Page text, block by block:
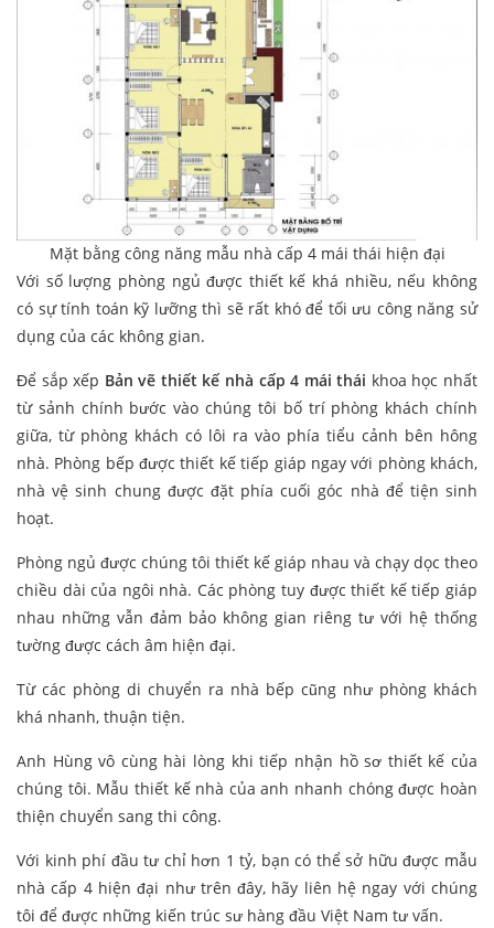
Mặt bằng công năng mẫu nhà cấp 4 mái thái hiện đại
Với số lượng phòng ngủ được thiết kế khá nhiều, nếu không
có sự tính toán kỹ lưỡng thì sẽ rất khó để tối ưu công năng sử
dụng của các không gian.
Để sắp xếp Bản vẽ thiết kế nhà cấp 4 mái thái khoa học nhất
từ sảnh chính bước vào chúng tôi bố trí phòng khách chính
giữa, từ phòng khách có lôi ra vào phía tiểu cảnh bên hông
nhà. Phòng bếp được thiết kế tiếp giáp ngay với phòng khách,
nhà vệ sinh chung được đặt phía cuối góc nhà để tiện sinh
hoạt.
Phòng ngủ được chúng tôi thiết kế giáp nhau và chạy dọc theo
chiều dài của ngôi nhà. Các phòng tuy được thiết kế tiếp giáp
nhau những vẫn đảm bảo không gian riêng tư với hệ thống
tường được cách âm hiện đại.
Từ các phòng di chuyển ra nhà bếp cũng như phòng khách
khá nhanh, thuận tiện.
Anh Hùng vô cùng hài lòng khi tiếp nhận hồ sơ thiết kế của
chúng tôi. Mẫu thiết kế nhà của anh nhanh chóng được hoàn
thiện chuyển sang thi công.
Với kinh phí đầu tư chỉ hơn 1 tỷ, bạn có thể sở hữu được mẫu
nhà cấp 4 hiện đại như trên đây, hãy liên hệ ngay với chúng
tôi để được những kiến trúc sư hàng đầu Việt Nam tư vấn.